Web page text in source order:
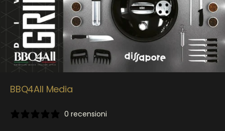
BBQ4All Media
0 recensioni